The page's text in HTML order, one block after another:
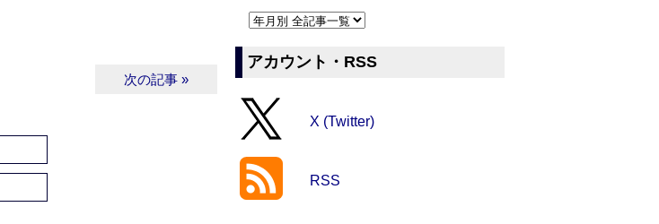
次の記事 »
アカウント・RSS
X (Twitter)
RSS